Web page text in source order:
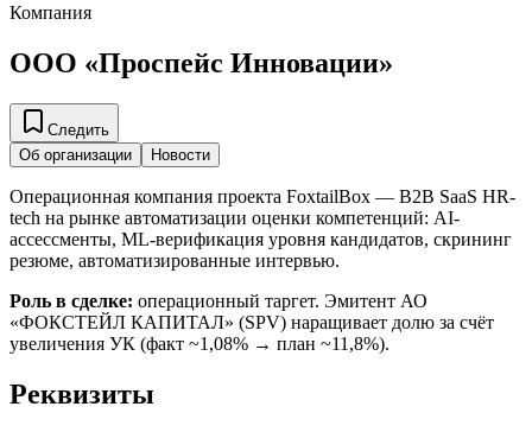
Компания
ООО «Проспейс Инновации»
Следить
Об организации
Новости
Операционная компания проекта FoxtailBox — B2B SaaS HR-
tech на рынке автоматизации оценки компетенций: AI-
ассессменты, ML-верификация уровня кандидатов, скрининг
резюме, автоматизированные интервью.
Роль в сделке: операционный таргет. Эмитент АО
«ФОКСТЕЙЛ КАПИТАЛ» (SPV) наращивает долю за счёт
увеличения УК (факт ~1,08% → план ~11,8%).
Реквизиты